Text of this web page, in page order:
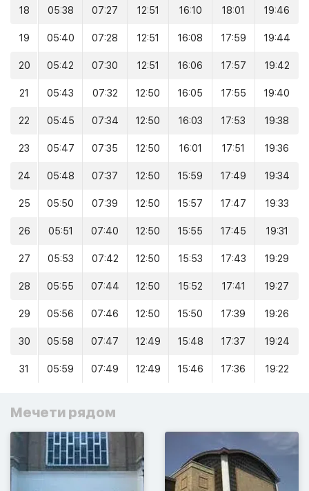
18 05:38 07:27 12:51 16:10 18:01 19:46
19 05:40 07:28 12:51 16:08 17:59 19:44
20 05:42 07:30 12:51 16:06 17:57 19:42
21 05:43 07:32 12:50 16:05 17:55 19:40
22 05:45 07:34 12:50 16:03 17:53 19:38
23 05:47 07:35 12:50 16:01 17:51 19:36
24 05:48 07:37 12:50 15:59 17:49 19:34
25 05:50 07:39 12:50 15:57 17:47 19:33
26 05:51 07:40 12:50 15:55 17:45 19:31
27 05:53 07:42 12:50 15:53 17:43 19:29
28 05:55 07:44 12:50 15:52 17:41 19:27
29 05:56 07:46 12:50 15:50 17:39 19:26
30 05:58 07:47 12:49 15:48 17:37 19:24
31 05:59 07:49 12:49 15:46 17:36 19:22
Мечети рядом